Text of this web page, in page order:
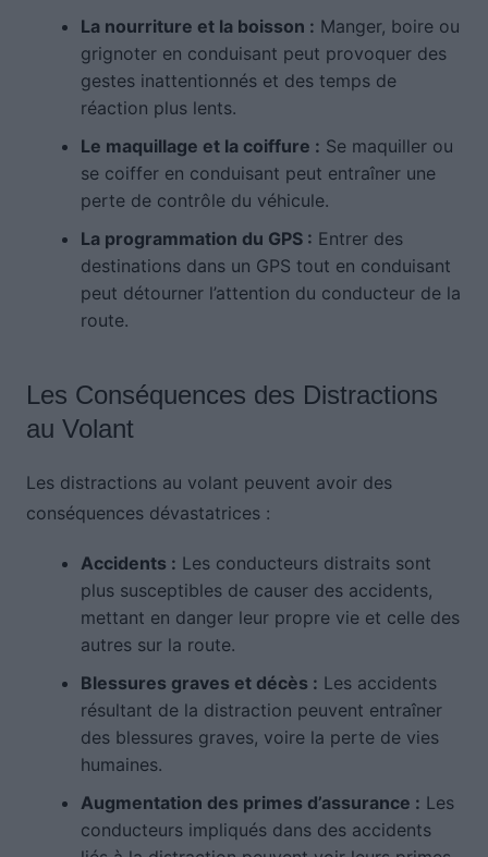
La nourriture et la boisson : Manger, boire ou
grignoter en conduisant peut provoquer des
gestes inattentionnés et des temps de
réaction plus lents.
Le maquillage et la coiffure : Se maquiller ou
se coiffer en conduisant peut entraîner une
perte de contrôle du véhicule.
La programmation du GPS : Entrer des
destinations dans un GPS tout en conduisant
peut détourner l’attention du conducteur de la
route.
Les Conséquences des Distractions
au Volant
Les distractions au volant peuvent avoir des
conséquences dévastatrices :
Accidents : Les conducteurs distraits sont
plus susceptibles de causer des accidents,
mettant en danger leur propre vie et celle des
autres sur la route.
Blessures graves et décès : Les accidents
résultant de la distraction peuvent entraîner
des blessures graves, voire la perte de vies
humaines.
Augmentation des primes d’assurance : Les
conducteurs impliqués dans des accidents